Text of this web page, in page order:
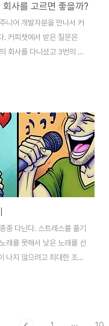
회사를 고르면 좋을까?
니어 개발자분을 만나서 커
. 커피챗에서 받은 질문은
회사를 다니셨고 3번의 이
도 계속 도움이 되었다. 어떻
까? 에 대해 답변 드린 내용
없는 이직을 하려면 어떻게
제 이직하면 좋으냐" 라는
데, 여기엔 여러 답변들이
이상 회사에서 성장하지 못
사가 더이상 성장하지 않는
의 조직 문화가 너무 안맞다
의 관계가 너무 힘들때 등등
거는..
종 다닌다. 스트레스를 풀기
래를 못해서 낮은 노래를 선
나지 않으려고 최대한 조심